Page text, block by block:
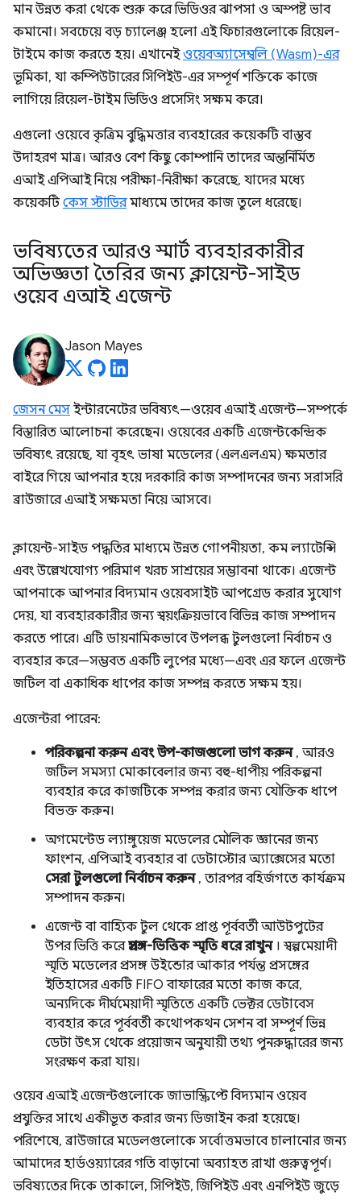
মান উন্নত করা থেকে শুরু করে ভিডিওর ঝাপসা ও অস্পষ্ট ভাব
কমানো। সবচেয়ে বড় চ্যালেঞ্জ হলো এই ফিচারগুলোকে রিয়েল-
টাইমে কাজ করতে হয়। এখানেইওয়েবঅ্যাসেম্বলি (Wasm)-এর
ভূমিকা, যা কম্পিউটারের সিপিইউ-এর সম্পূর্ণ শক্তিকে কাজে
লাগিয়ে রিয়েল-টাইম ভিডিও প্রসেসিং সক্ষম করে।
এগুলো ওয়েবে কৃত্রিম বুদ্ধিমত্তার ব্যবহারের কয়েকটি বাস্তব
উদাহরণ মাত্র। আরও বেশ কিছু কোম্পানি তাদের অন্তর্নির্মিত
এআই এপিআই নিয়ে পরীক্ষা-নিরীক্ষা করেছে, যাদের মধ্যে
কয়েকটিকেস স্টাডিরমাধ্যমে তাদের কাজ তুলে ধরেছে।
ভবিষ্যতের আরও স্মার্ট ব্যবহারকারীর
অভিজ্ঞতা তৈরির জন্য ক্লায়েন্ট-সাইড
ওয়েব এআই এজেন্ট
Jason Mayes
জেসন মেস ইন্টারনেটের ভবিষ্যৎ—ওয়েব এআই এজেন্ট—সম্পর্কে
বিস্তারিত আলোচনা করেছেন। ওয়েবের একটি এজেন্টকেন্দ্রিক
ভবিষ্যৎ রয়েছে, যা বৃহৎ ভাষা মডেলের (এলএলএম) ক্ষমতার
বাইরে গিয়ে আপনার হয়ে দরকারি কাজ সম্পাদনের জন্য সরাসরি
ব্রাউজারে এআই সক্ষমতা নিয়ে আসবে।
ক্লায়েন্ট-সাইড পদ্ধতির মাধ্যমে উন্নত গোপনীয়তা, কম ল্যাটেন্সি
এবং উল্লেখযোগ্য পরিমাণ খরচ সাশ্রয়ের সম্ভাবনা থাকে। এজেন্ট
আপনাকে আপনার বিদ্যমান ওয়েবসাইট আপগ্রেড করার সুযোগ
দেয়, যা ব্যবহারকারীর জন্য স্বয়ংক্রিয়ভাবে বিভিন্ন কাজ সম্পাদন
করতে পারে। এটি ডায়নামিকভাবে উপলব্ধ টুলগুলো নির্বাচন ও
ব্যবহার করে—সম্ভবত একটি লুপের মধ্যে—এবং এর ফলে এজেন্ট
জটিল বা একাধিক ধাপের কাজ সম্পন্ন করতে সক্ষম হয়।
এজেন্টরা পারেন:
পরিকল্পনা করুন এবং উপ-কাজগুলো ভাগ করুন, আরও
জটিল সমস্যা মোকাবেলার জন্য বহু-ধাপীয় পরিকল্পনা
ব্যবহার করে কাজটিকে সম্পন্ন করার জন্য যৌক্তিক ধাপে
বিভক্ত করুন।
অগমেন্টেড ল্যাঙ্গুয়েজ মডেলের মৌলিক জ্ঞানের জন্য
ফাংশন, এপিআই ব্যবহার বা ডেটাস্টোর অ্যাক্সেসের মতো
সেরা টুলগুলো নির্বাচন করুন, তারপর বহির্জগতে কার্যক্রম
সম্পাদন করুন।
এজেন্ট বা বাহ্যিক টুল থেকে প্রাপ্ত পূর্ববর্তী আউটপুটের
উপর ভিত্তি করেপ্রসঙ্গ-ভিত্তিক স্মৃতি ধরে রাখুন। স্বল্পমেয়াদী
স্মৃতি মডেলের প্রসঙ্গ উইন্ডোর আকার পর্যন্ত প্রসঙ্গের
ইতিহাসের একটি FIFO বাফারের মতো কাজ করে,
অন্যদিকে দীর্ঘমেয়াদী স্মৃতিতে একটি ভেক্টর ডেটাবেস
ব্যবহার করে পূর্ববর্তী কথোপকথন সেশন বা সম্পূর্ণ ভিন্ন
ডেটা উৎস থেকে প্রয়োজন অনুযায়ী তথ্য পুনরুদ্ধারের জন্য
সংরক্ষণ করা যায়।
ওয়েব এআই এজেন্টগুলোকে জাভাস্ক্রিপ্টে বিদ্যমান ওয়েব
প্রযুক্তির সাথে একীভূত করার জন্য ডিজাইন করা হয়েছে।
পরিশেষে, ব্রাউজারে মডেলগুলোকে সর্বোত্তমভাবে চালানোর জন্য
আমাদের হার্ডওয়্যারের গতি বাড়ানো অব্যাহত রাখা গুরুত্বপূর্ণ।
ভবিষ্যতের দিকে তাকালে, সিপিইউ, জিপিইউ এবং এনপিইউ জুড়ে